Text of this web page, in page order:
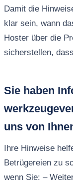
Damit die
klar sein, wann
Hoster über die
sicherstellen,
Sie haben
uns von
Ihre Hinweise
Betrügereien zu
wenn Sie: –